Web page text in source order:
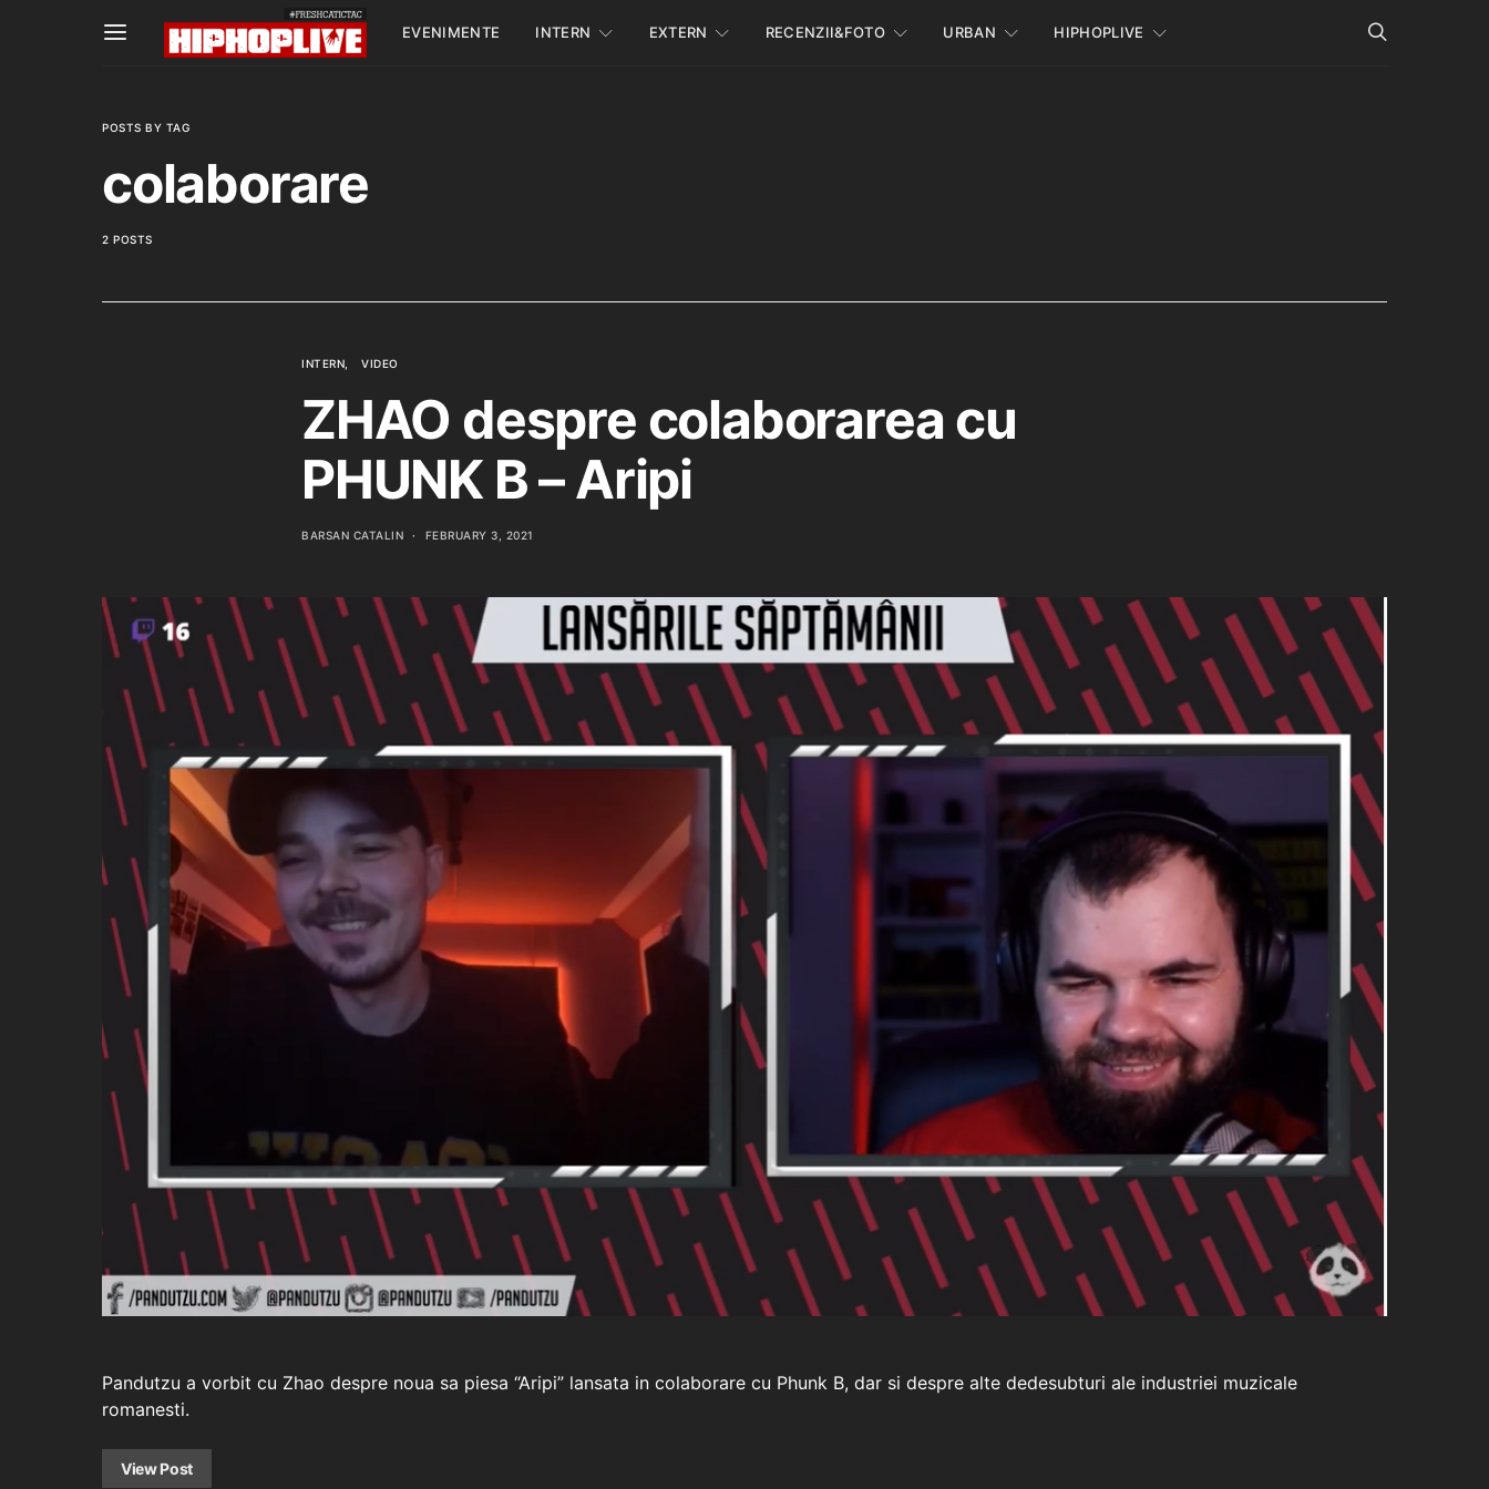
EVENIMENTE INTERN EXTERN RECENZII&FOTO URBAN HIPHOPLIVE
POSTS BY TAG
colaborare
2 POSTS
INTERN VIDEO
ZHAO despre colaborarea cu
PHUNK B – Aripi
BARSAN CATALIN FEBRUARY 3, 2021
Pandutzu a vorbit cu Zhao despre noua sa piesa “Aripi” lansata in colaborare cu Phunk B, dar si despre alte dedesubturi ale industriei muzicale
romanesti.
View Post